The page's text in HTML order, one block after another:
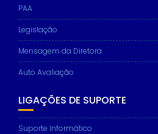
PAA
Legislação
Mensagem da Diretora
Auto Avaliação
LIGAÇÕES DE SUPORTE
Suporte Informático